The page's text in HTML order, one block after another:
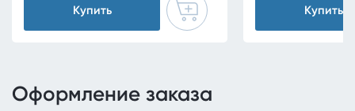
Купить Купить
Оформление заказа